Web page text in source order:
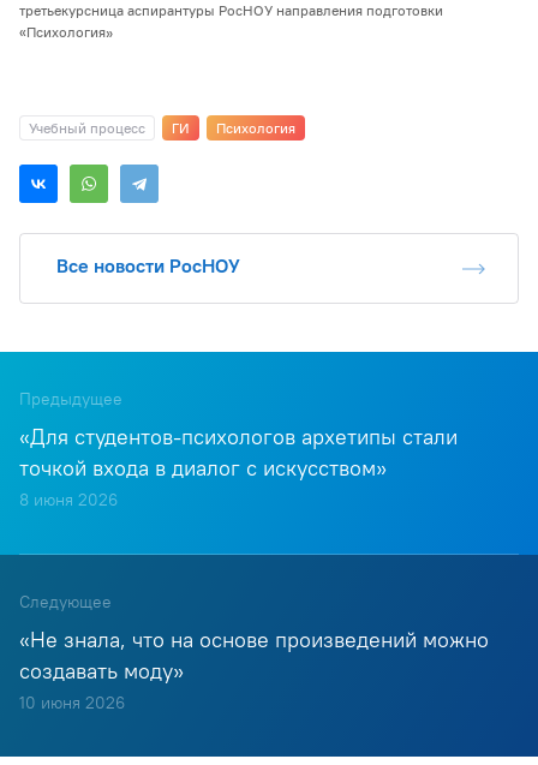
третьекурсница аспирантуры РосНОУ направления подготовки
«Психология»
Учебный процесс ГИ Психология
Все новости РосНОУ
Предыдущее
«Для студентов-психологов архетипы стали
точкой входа в диалог с искусством»
8 июня 2026
Следующее
«Не знала, что на основе произведений можно
создавать моду»
10 июня 2026